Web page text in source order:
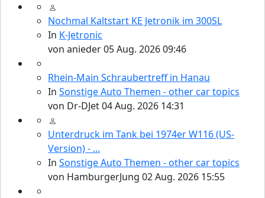
Nochmal Kaltstart KE Jetronik im 300SL
In K-Jetronic
von anieder05 Aug. 2026 09:46
Rhein-Main Schraubertreff in Hanau
In Sonstige Auto Themen - other car topics
von Dr-DJet04 Aug. 2026 14:31
Unterdruck im Tank bei 1974er W116 (US-
Version) - ...
In Sonstige Auto Themen - other car topics
von HamburgerJung 02 Aug. 2026 15:55